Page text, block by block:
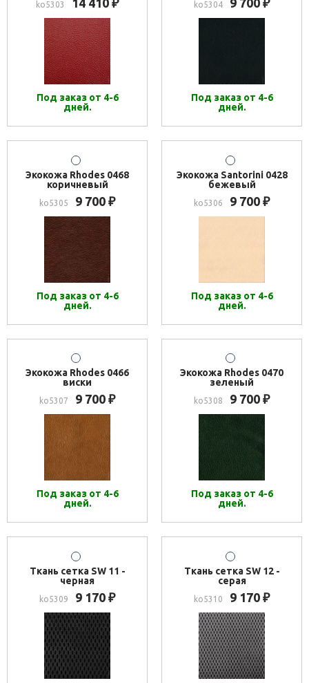
ko5303 14 410 ₽
Под заказ от 4-6
дней.
ko5304 9 700 ₽
Под заказ от 4-6
дней.
Экокожа Rhodes 0468
коричневый
ko5305 9 700 ₽
Под заказ от 4-6
дней.
Экокожа Santorini 0428
бежевый
ko5306 9 700 ₽
Под заказ от 4-6
дней.
Экокожа Rhodes 0466
виски
ko5307 9 700 ₽
Под заказ от 4-6
дней.
Экокожа Rhodes 0470
зеленый
ko5308 9 700 ₽
Под заказ от 4-6
дней.
Ткань сетка SW 11 -
черная
ko5309 9 170 ₽
Ткань сетка SW 12 -
серая
ko5310 9 170 ₽